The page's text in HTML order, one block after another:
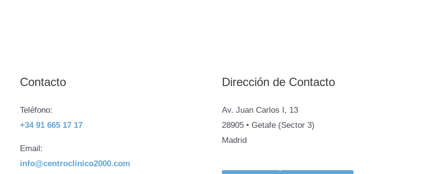
Contacto
Teléfono:
+34 91 665 17 17
Email:
info@centroclinico2000.com
Dirección de Contacto
Av. Juan Carlos I, 13
28905 • Getafe (Sector 3)
Madrid